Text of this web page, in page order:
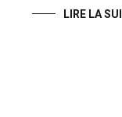
LIRE LA